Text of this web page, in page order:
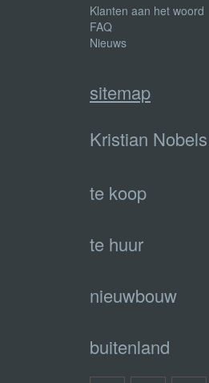
Klanten aan het woord
FAQ
Nieuws
sitemap
Kristian Nobels
te koop
te huur
nieuwbouw
buitenland